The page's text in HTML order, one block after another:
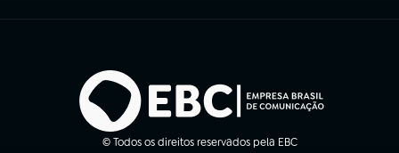
© Todos os direitos reservados pela EBC